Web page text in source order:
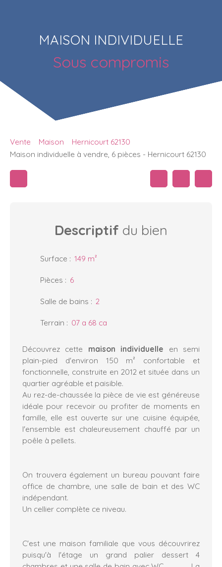
MAISON INDIVIDUELLE
Sous compromis
Vente Maison
Hernicourt 62130
Maison individuelle à vendre, 6 pièces - Hernicourt 62130
Descriptif du bien
Surface : 149 m²
Pièces : 6
Salle de bains : 2
Terrain : 07 a 68 ca
Découvrez cette maison individuelle en semi
plain-pied d'environ 150 m² confortable et
fonctionnelle, construite en 2012 et située dans un
quartier agréable et paisible.
Au rez-de-chaussée la pièce de vie est généreuse
idéale pour recevoir ou profiter de moments en
famille, elle est ouverte sur une cuisine équipée,
l'ensemble est chaleureusement chauffé par un
poêle à pellets.
On trouvera également un bureau pouvant faire
office de chambre, une salle de bain et des WC
indépendant.
Un cellier complète ce niveau.
C'est une maison familiale que vous découvrirez
puisqu'à l'étage un grand palier dessert 4